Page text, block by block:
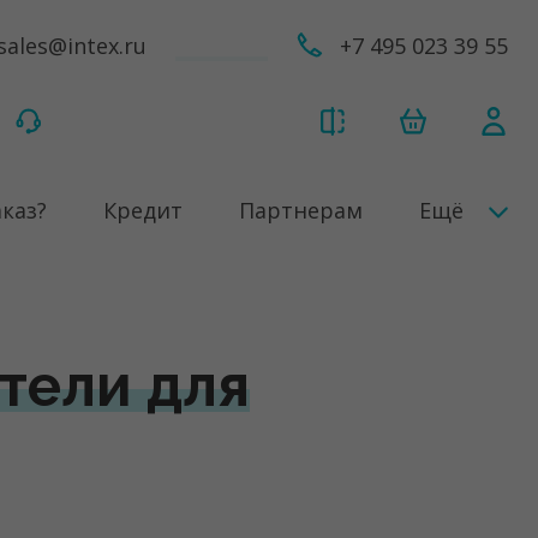
+7 495 023 39 55
Кредит Партнерам Ещё
для